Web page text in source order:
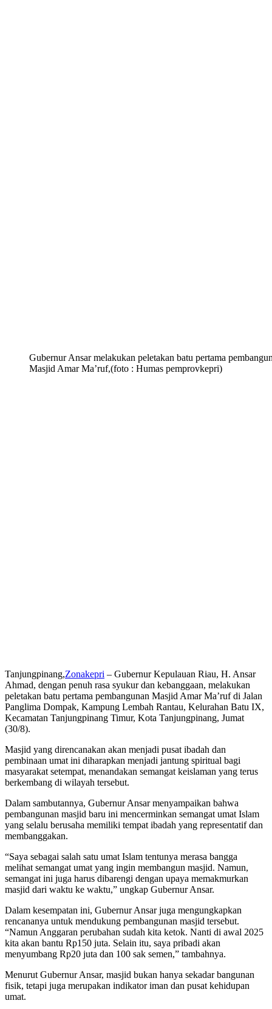
Gubernur Ansar melakukan peletakan batu pertama
Masjid Amar Ma’ruf,(foto : Humas pemprovkepri)
Tanjungpinang,Zonakepri – Gubernur Kepulauan Riau, H. Ansar
Ahmad, dengan penuh rasa syukur dan kebanggaan, melakukan
peletakan batu pertama pembangunan Masjid Amar Ma’ruf di Jalan
Panglima Dompak, Kampung Lembah Rantau, Kelurahan Batu IX,
Kecamatan Tanjungpinang Timur, Kota Tanjungpinang, Jumat
(30/8).
Masjid yang direncanakan akan menjadi pusat ibadah dan
pembinaan umat ini diharapkan menjadi jantung spiritual bagi
masyarakat setempat, menandakan semangat keislaman yang terus
berkembang di wilayah tersebut.
Dalam sambutannya, Gubernur Ansar menyampaikan bahwa
pembangunan masjid baru ini mencerminkan semangat umat Islam
yang selalu berusaha memiliki tempat ibadah yang representatif dan
membanggakan.
“Saya sebagai salah satu umat Islam tentunya merasa bangga
melihat semangat umat yang ingin membangun masjid. Namun,
semangat ini juga harus dibarengi dengan upaya memakmurkan
masjid dari waktu ke waktu,” ungkap Gubernur Ansar.
Dalam kesempatan ini, Gubernur Ansar juga mengungkapkan
rencananya untuk mendukung pembangunan masjid tersebut.
“Namun Anggaran perubahan sudah kita ketok. Nanti di awal 2025
kita akan bantu Rp150 juta. Selain itu, saya pribadi akan
menyumbang Rp20 juta dan 100 sak semen,” tambahnya.
Menurut Gubernur Ansar, masjid bukan hanya sekadar bangunan
fisik, tetapi juga merupakan indikator iman dan pusat kehidupan
umat.